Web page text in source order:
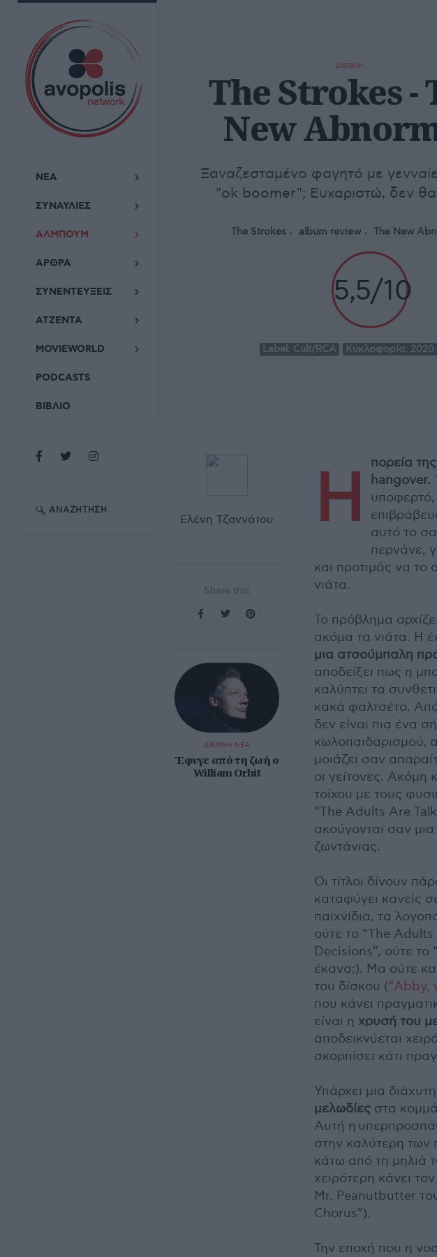
ΝΕΑ
ΣΥΝΑΥΛΙΕΣ
ΑΛΜΠΟΥΜ
ΑΡΘΡΑ
ΣΥΝΕΝΤΕΥΞΕΙΣ
ΑΤΖΕΝΤΑ
MOVIEWORLD
PODCASTS
ΒΙΒΛΙΟ
ΑΝΑΖΉΤΗΣΗ
ΔΙΕΘΝΗ
The Strokes -
New
Ξαναζεσταμένο φαγητό με
"ok boomer"; Ευχαριστώ, δεν
The Strokes album review The New
5,5/10
Label: Cult/RCA Κυκλοφορία: 2020
Ελένη Τζαννάτου
Share this
ΔΙΕΘΝΗ ΝΕΑ
Έφυγε από τη ζωή ο
William Orbit
Η
πορεία
hangover.
υποφερτό,
αυτό το
περνάνε,
και προτιμάς να το
νιάτα.
Το πρόβλημα
ακόμα τα νιάτα. Η
μια ατσούμπαλη
αποδείξει πως η
καλύπτει τα
κακά φαλτσέτο.
δεν είναι πια ένα
κωλοπαιδαρισμού,
μοιάζει σαν
οι γείτονες. Ακόμη
τοίχου με τους
“The Adults Are
ακούγονται σαν
ζωντάνιας.
Οι τίτλοι δίνουν
καταφύγει κανείς
παιχνίδια, τα
ούτε το “The Adults
Decisions”, ούτε το
έκανα;). Μα ούτε
του δίσκου (“Abby,
που κάνει
είναι η χρυσή του
αποδεικνύεται
σκορπίσει κάτι
Υπάρχει μια
μελωδίες στα
Αυτή η
στην καλύτερη των
κάτω από τη μηλιά
χειρότερη κάνει
Mr. Peanutbutter
Chorus”).
Την εποχή που η